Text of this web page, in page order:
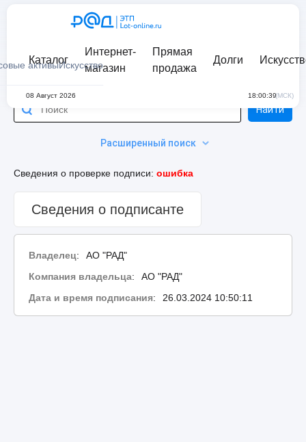
активыИскусство
Каталог
Интернет-
магазин
Прямая
продажа
Долги
08 Август 2026 18:00:39(МСК)
Расширенный поиск
Найти
Сведения о проверке подписи: ошибка
Сведения о подписанте
Владелец:
АО "РАД"
Компания владельца:
АО "РАД"
Дата и время подписания: 26.03.2024 10:50:11